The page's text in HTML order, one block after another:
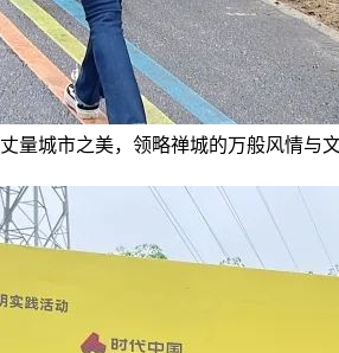
量城市之美，领略禅城的万般风情